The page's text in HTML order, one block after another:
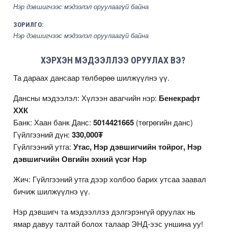
Нэр дэвшигчээс мэдээлэл оруулаагүй байна
ЗОРИЛГО:
Нэр дэвшигчээс мэдээлэл оруулаагүй байна
ХЭРХЭН МЭДЭЭЛЛЭЭ ОРУУЛАХ ВЭ?
Та дараах дансаар төлбөрөө шилжүүлнэ үү.
Дансны мэдээлэл: Хүлээн авагчийн нэр: Бенекрафт
ХХК
Банк: Хаан банк Данс:5014421665 (төгрөгийн данс)
Гүйлгээний дүн:330,000₮
Гүйлгээний утга:Утас, Нэр дэвшигчийн тойрог, Нэр
дэвшигчийн Овгийн эхний үсэг Нэр
Жич: Гүйлгээний утга дээр холбоо барих утсаа заавал
бичиж шилжүүлнэ үү.
Нэр дэвшигч та мэдээллээ дэлгэрэнгүй оруулах нь
ямар давуу талтай болох талаар ЭНД-ээс уншина уу!